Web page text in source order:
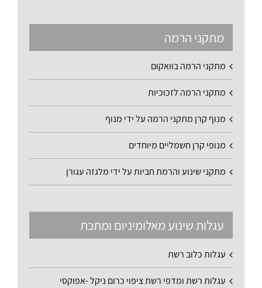
מתקני הרמה
מתקני הרמה בוואקום
מתקני הרמה לזכוכיות
מנוף קרן מתקני הרמה על ידי מנוף
מנופי קרן חשמליים מיוחדים
מתקני שינוע והרמת חביות על ידי מלגזה עגורן
עגלות שינוע מאלומיניום ומתכת
עגלות כלוב רשת
עגלות רשת ומדפי רשת ציפוי כרום ניקל -אפוקסי